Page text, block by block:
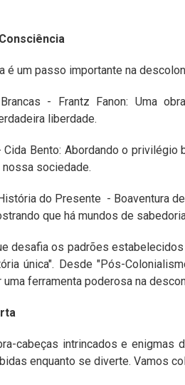
é um passo importante na
- Frantz Fanon: Uma
liberdade.
Bento: Abordando o
sociedade.
do Presente - Boaventura
que há mundos de
desafia os padrões
única". Desde "Pós-
uma ferramenta poderosa na
cabeças intrincados e enigmas
enquanto se diverte. Vamos